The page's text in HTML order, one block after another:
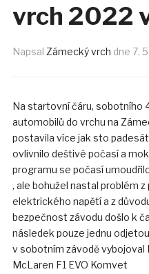
vrch 2022
Napsal Zámecký vrch dne 7.
Na startovní čáru, sobotního
automobilů do vrchu na
postavila více jak sto
ovlivnilo deštivé počasí a
programu se počasí
, ale bohužel nastal problém
elektrického napětí a z
bezpečnost závodu došlo k
následek pouze jednu
v sobotním závodě vybojoval
McLaren F1 EVO Komvet